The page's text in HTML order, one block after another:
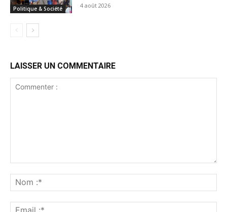
Politique & Société 4 août 2026
LAISSER UN COMMENTAIRE
:*